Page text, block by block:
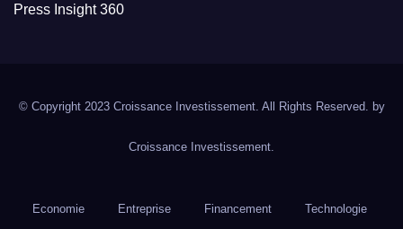
Press Insight 360
© Copyright 2023 Croissance Investissement. All Rights Reserved. by
Croissance Investissement.
Economie Entreprise Financement Technologie